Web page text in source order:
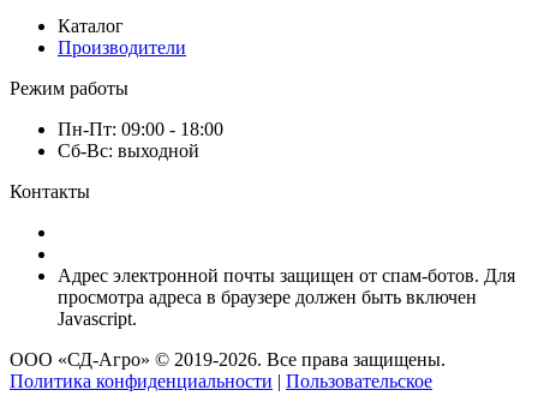
Каталог
Производители
Режим работы
Пн-Пт: 09:00 - 18:00
Сб-Вс: выходной
Контакты
Адрес электронной почты защищен от спам-ботов. Для
просмотра адреса в браузере должен быть включен
Javascript.
ООО «СД-Агро» © 2019-2026. Все права защищены.
Политика конфиденциальности | Пользовательское